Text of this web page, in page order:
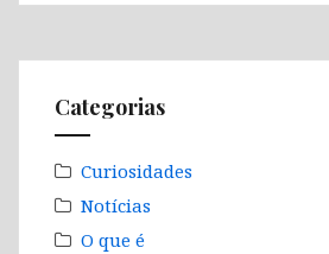
Categorias
Curiosidades
Notícias
O que é